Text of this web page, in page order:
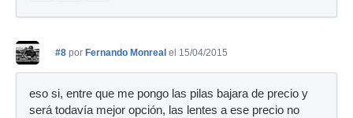
#8 por Fernando Monreal el 15/04/2015
eso si, entre que me pongo las pilas bajara de precio y
será todavía mejor opción, las lentes a ese precio no